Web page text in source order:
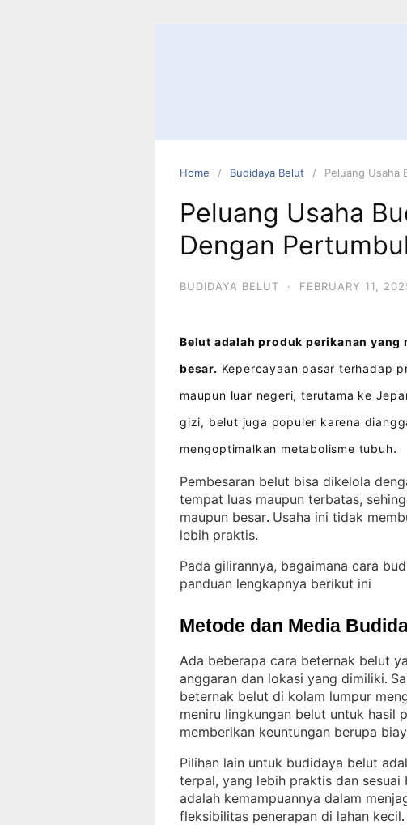
Home Budidaya Belut Peluang Usaha
Peluang Usaha
Dengan
BUDIDAYA BELUT · FEBRUARY 11,
Belut adalah produk perikanan
besar. Kepercayaan pasar terhadap
maupun luar negeri, terutama ke
gizi, belut juga populer karena
mengoptimalkan metabolisme tubuh.
Pembesaran belut bisa dikelola
tempat luas maupun terbatas,
maupun besar. Usaha ini tidak
lebih praktis.
Pada gilirannya, bagaimana cara
panduan lengkapnya berikut ini
Metode dan Media
Ada beberapa cara beternak belut
anggaran dan lokasi yang dimiliki.
beternak belut di kolam lumpur
meniru lingkungan belut untuk hasil
memberikan keuntungan berupa
Pilihan lain untuk budidaya belut
terpal, yang lebih praktis dan sesuai
adalah kemampuannya dalam
fleksibilitas penerapan di lahan kecil.